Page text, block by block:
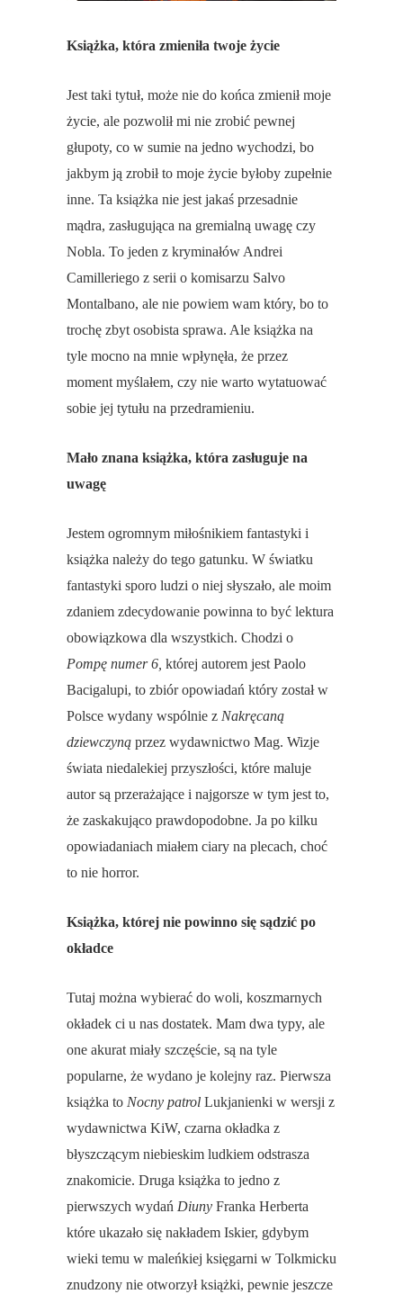
Książka, która zmieniła twoje życie
Jest taki tytuł, może nie do końca zmienił moje
życie, ale pozwolił mi nie zrobić pewnej
głupoty, co w sumie na jedno wychodzi, bo
jakbym ją zrobił to moje życie byłoby zupełnie
inne. Ta książka nie jest jakaś przesadnie
mądra, zasługująca na gremialną uwagę czy
Nobla. To jeden z kryminałów Andrei
Camilleriego z serii o komisarzu Salvo
Montalbano, ale nie powiem wam który, bo to
trochę zbyt osobista sprawa. Ale książka na
tyle mocno na mnie wpłynęła, że przez
moment myślałem, czy nie warto wytatuować
sobie jej tytułu na przedramieniu.
Mało znana książka, która zasługuje na
uwagę
Jestem ogromnym miłośnikiem fantastyki i
książka należy do tego gatunku. W światku
fantastyki sporo ludzi o niej słyszało, ale moim
zdaniem zdecydowanie powinna to być lektura
obowiązkowa dla wszystkich. Chodzi o
Pompę numer 6, której autorem jest Paolo
Bacigalupi, to zbiór opowiadań który został w
Polsce wydany wspólnie z Nakręcaną
dziewczyną przez wydawnictwo Mag. Wizje
świata niedalekiej przyszłości, które maluje
autor są przerażające i najgorsze w tym jest to,
że zaskakująco prawdopodobne. Ja po kilku
opowiadaniach miałem ciary na plecach, choć
to nie horror.
Książka, której nie powinno się sądzić po
okładce
Tutaj można wybierać do woli, koszmarnych
okładek ci u nas dostatek. Mam dwa typy, ale
one akurat miały szczęście, są na tyle
popularne, że wydano je kolejny raz. Pierwsza
książka to Nocny patrol Lukjanienki w wersji z
wydawnictwa KiW, czarna okładka z
błyszczącym niebieskim ludkiem odstrasza
znakomicie. Druga książka to jedno z
pierwszych wydań Diuny Franka Herberta
które ukazało się nakładem Iskier, gdybym
wieki temu w maleńkiej księgarni w Tolkmicku
znudzony nie otworzył książki, pewnie jeszcze